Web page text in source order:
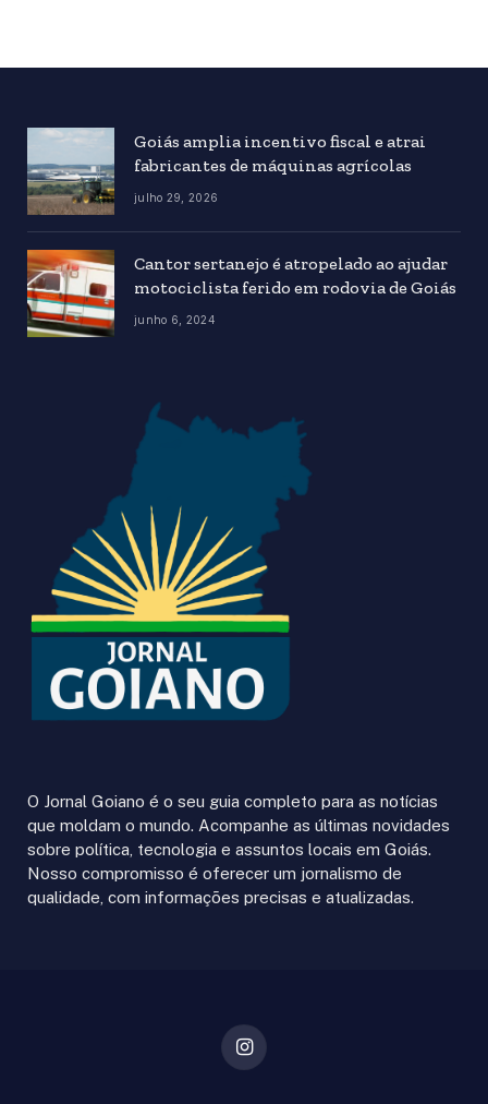
Goiás amplia incentivo fiscal e atrai
fabricantes de máquinas agrícolas
julho 29, 2026
Cantor sertanejo é atropelado ao ajudar
motociclista ferido em rodovia de Goiás
junho 6, 2024
O Jornal Goiano é o seu guia completo para as notícias
que moldam o mundo. Acompanhe as últimas novidades
sobre política, tecnologia e assuntos locais em Goiás.
Nosso compromisso é oferecer um jornalismo de
qualidade, com informações precisas e atualizadas.
Instagram